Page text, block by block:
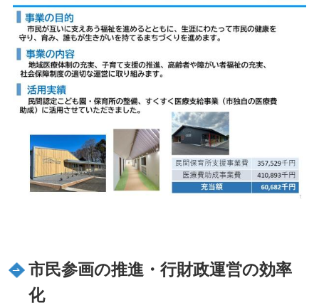
市民参画の推進・行財政運営の効率
化